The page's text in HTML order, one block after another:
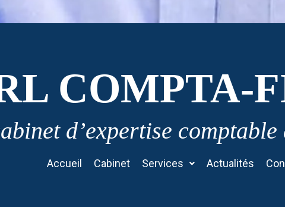
COMPTA-
d’expertise comptable
Accueil Cabinet Services Actualités